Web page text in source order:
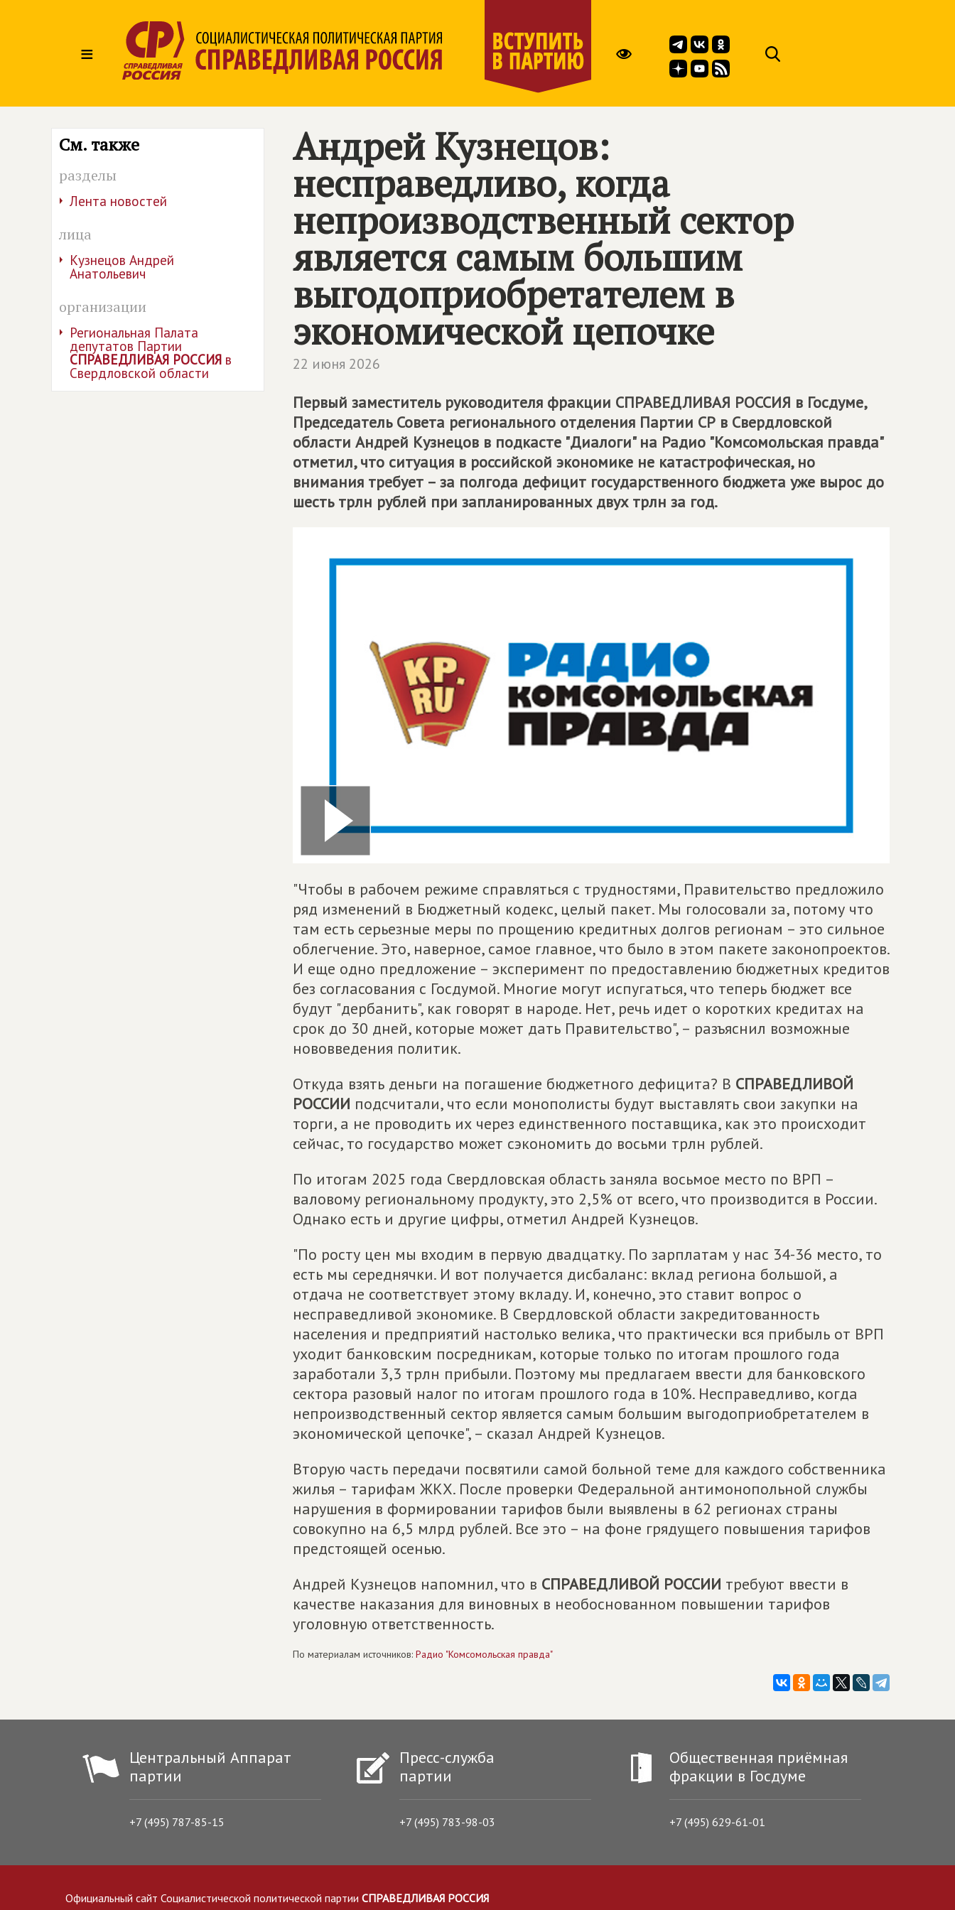
≡
См. также
разделы
Лента новостей
лица
Кузнецов Андрей
Анатольевич
организации
Региональная Палата
депутатов Партии
СПРАВЕДЛИВАЯ РОССИЯ в
Свердловской области
Андрей Кузнецов:
несправедливо, когда
непроизводственный сектор
является самым большим
выгодоприобретателем в
экономической цепочке
22 июня 2026
Первый заместитель руководителя фракции СПРАВЕДЛИВАЯ РОССИЯ в Госдуме,
Председатель Совета регионального отделения Партии СР в Свердловской
области Андрей Кузнецов в подкасте "Диалоги" на Радио "Комсомольская правда"
отметил, что ситуация в российской экономике не катастрофическая, но
внимания требует – за полгода дефицит государственного бюджета уже вырос до
шесть трлн рублей при запланированных двух трлн за год.
"Чтобы в рабочем режиме справляться с трудностями, Правительство предложило
ряд изменений в Бюджетный кодекс, целый пакет. Мы голосовали за, потому что
там есть серьезные меры по прощению кредитных долгов регионам – это сильное
облегчение. Это, наверное, самое главное, что было в этом пакете законопроектов.
И еще одно предложение – эксперимент по предоставлению бюджетных кредитов
без согласования с Госдумой. Многие могут испугаться, что теперь бюджет все
будут "дербанить", как говорят в народе. Нет, речь идет о коротких кредитах на
срок до 30 дней, которые может дать Правительство", – разъяснил возможные
нововведения политик.
Откуда взять деньги на погашение бюджетного дефицита? В СПРАВЕДЛИВОЙ
РОССИИ подсчитали, что если монополисты будут выставлять свои закупки на
торги, а не проводить их через единственного поставщика, как это происходит
сейчас, то государство может сэкономить до восьми трлн рублей.
По итогам 2025 года Свердловская область заняла восьмое место по ВРП –
валовому региональному продукту, это 2,5% от всего, что производится в России.
Однако есть и другие цифры, отметил Андрей Кузнецов.
"По росту цен мы входим в первую двадцатку. По зарплатам у нас 34-36 место, то
есть мы середнячки. И вот получается дисбаланс: вклад региона большой, а
отдача не соответствует этому вкладу. И, конечно, это ставит вопрос о
несправедливой экономике. В Свердловской области закредитованность
населения и предприятий настолько велика, что практически вся прибыль от ВРП
уходит банковским посредникам, которые только по итогам прошлого года
заработали 3,3 трлн прибыли. Поэтому мы предлагаем ввести для банковского
сектора разовый налог по итогам прошлого года в 10%. Несправедливо, когда
непроизводственный сектор является самым большим выгодоприобретателем в
экономической цепочке", – сказал Андрей Кузнецов.
Вторую часть передачи посвятили самой больной теме для каждого собственника
жилья – тарифам ЖКХ. После проверки Федеральной антимонопольной службы
нарушения в формировании тарифов были выявлены в 62 регионах страны
совокупно на 6,5 млрд рублей. Все это – на фоне грядущего повышения тарифов
предстоящей осенью.
Андрей Кузнецов напомнил, что в СПРАВЕДЛИВОЙ РОССИИ требуют ввести в
качестве наказания для виновных в необоснованном повышении тарифов
уголовную ответственность.
По материалам источников: Радио "Комсомольская правда"
Центральный Аппарат
партии
+7 (495) 787-85-15
Пресс-служба
партии
+7 (495) 783-98-03
Общественная приёмная
фракции в Госдуме
+7 (495) 629-61-01
Официальный сайт Социалистической политической партии СПРАВЕДЛИВАЯ РОССИЯ